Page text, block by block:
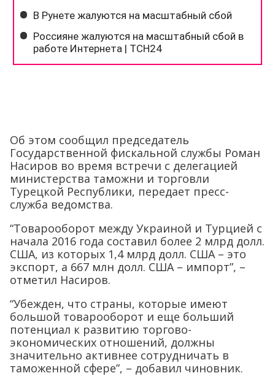
Об этом сообщил председатель
Государственной фискальной службы Роман
Насиров во время встречи с делегацией
министерства таможни и торговли
Турецкой Республики, передает пресс-
служба ведомства.
“Товарооборот между Украиной и Турцией с
начала 2016 года составил более 2 млрд долл.
США, из которых 1,4 млрд долл. США – это
экспорт, а 667 млн долл. США – импорт”, –
отметил Насиров.
“Убежден, что страны, которые имеют
большой товарооборот и еще больший
потенциал к развитию торгово-
экономических отношений, должны
значительно активнее сотрудничать в
таможенной сфере”, – добавил чиновник.